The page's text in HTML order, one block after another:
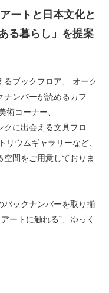
ートと日本文化と
る暮らし」を提案
ブックフロア、
オーク
ナンバーが読めるカフ
術コーナー、
クに出会える文具フロ
リウムギャラリーなど、
間をご用意しておりま
バックナンバーを取り揃
ートに触れる”、ゆっく